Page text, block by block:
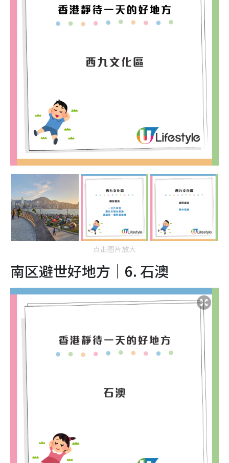
点击图片放大
南区避世好地方｜6. 石澳